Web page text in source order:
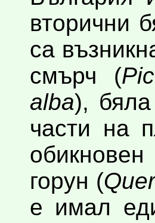
вторични
са
смърч (
alba),
части на
горун (
е имал